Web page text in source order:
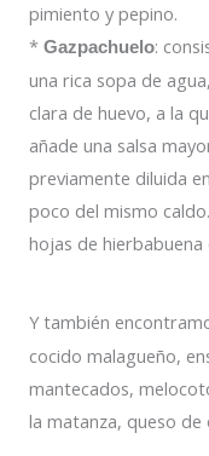
pimiento y pepino.
* Gazpachuelo:
una rica sopa de
clara de huevo, a la
añade una salsa
previamente diluida
poco del mismo
hojas de hierbabuena
Y también
cocido malagueño,
mantecados,
la matanza, queso